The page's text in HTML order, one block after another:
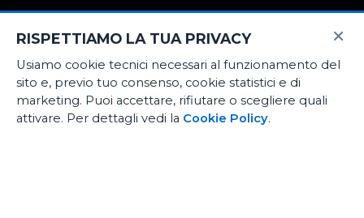
Contatti
E-Commerce
Noleggio medio termine
Officina certificata
×
RISPETTIAMO LA TUA PRIVACY
Usiamo cookie tecnici necessari al funzionamento del
sito e, previo tuo consenso, cookie statistici e di
marketing. Puoi accettare, rifiutare o scegliere quali
attivare. Per dettagli vedi la Cookie Policy.